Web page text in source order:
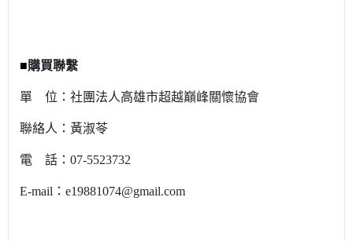
■購買聯繫
單 位：社團法人高雄市超越巔峰關懷協會
聯絡人： 黃淑苓
電 話： 07-5523732
E-mail： e19881074@gmail.com